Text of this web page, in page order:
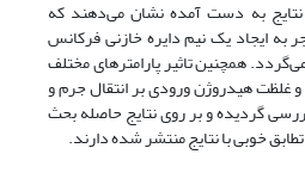
به دست آمده نشان می‌دهند که
به ایجاد یک نیم دایره خازنی فرکانس
همچنین تاثیر پارامترهای مختلف
غلظت هیدروژن ورودی بر انتقال جرم و
گردیده و بر روی نتایج حاصله بحث
خوبی با نتایج منتشر شده دارند.